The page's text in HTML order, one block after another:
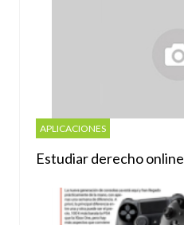
APLICACIONES
Estudiar derecho online